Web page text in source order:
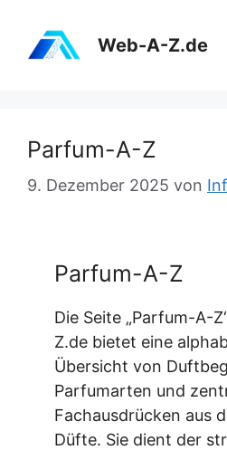
Inhalt
springen
Web-A-Z.de
Parfum-A-Z
9. Dezember 2025 von
Parfum-A-Z
Die Seite „Parfum-A-
Z.de bietet eine
Übersicht von
Parfumarten und
Fachausdrücken aus
Düfte. Sie dient der